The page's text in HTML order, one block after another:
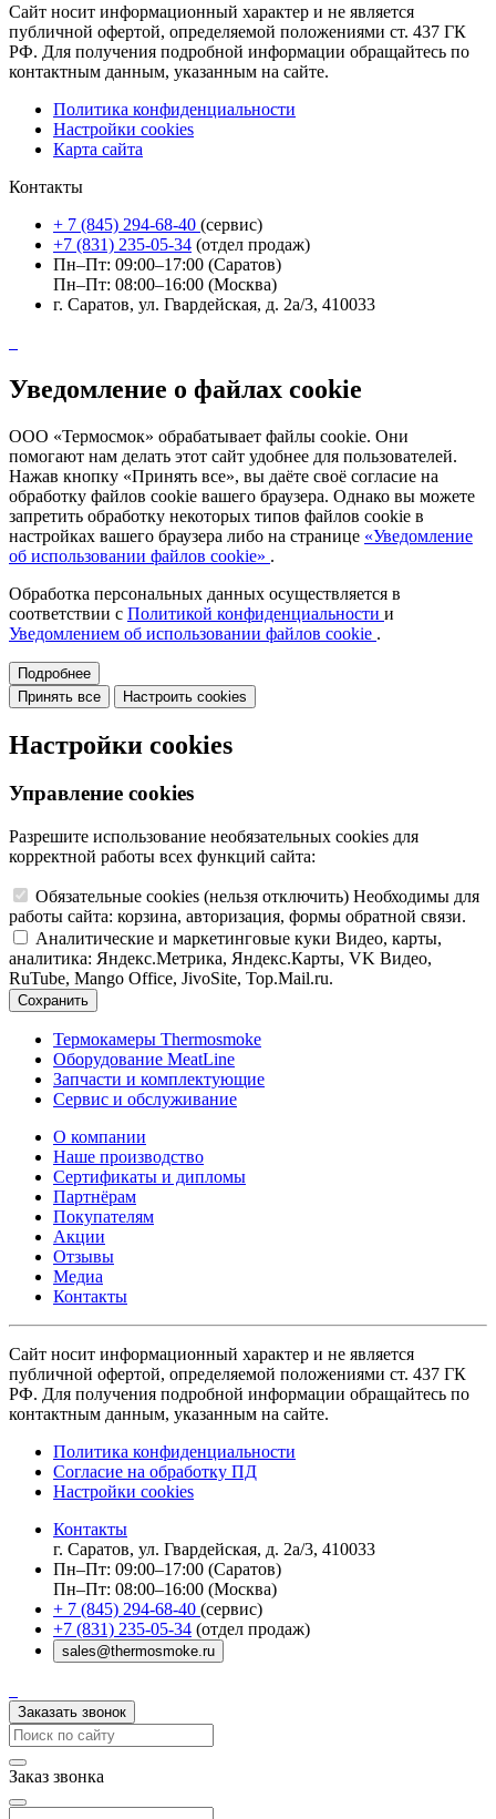
Сайт носит информационный характер и не является
публичной офертой, определяемой положениями ст. 437 ГК
РФ. Для получения подробной информации обращайтесь по
контактным данным, указанным на сайте.
Политика конфиденциальности
Настройки cookies
Карта сайта
Контакты
+ 7 (845) 294-68-40 (сервис)
+7 (831) 235-05-34 (отдел продаж)
Пн–Пт: 09:00–17:00 (Саратов)
Пн–Пт: 08:00–16:00 (Москва)
г. Саратов, ул. Гвардейская, д. 2а/3, 410033
Уведомление о файлах cookie
ООО «Термосмок» обрабатывает файлы cookie. Они
помогают нам делать этот сайт удобнее для пользователей.
Нажав кнопку «Принять все», вы даёте своё согласие на
обработку файлов cookie вашего браузера. Однако вы можете
запретить обработку некоторых типов файлов cookie в
настройках вашего браузера либо на странице «Уведомление
об использовании файлов cookie» .
Обработка персональных данных осуществляется в
соответствии с Политикой конфиденциальности и
Уведомлением об использовании файлов cookie .
Подробнее
Принять все
Настроить cookies
Настройки cookies
Управление cookies
Разрешите использование необязательных cookies для
корректной работы всех функций сайта:
Обязательные cookies (нельзя отключить) Необходимы для
работы сайта: корзина, авторизация, формы обратной связи.
Аналитические и маркетинговые куки Видео, карты,
аналитика: Яндекс.Метрика, Яндекс.Карты, VK Видео,
RuTube, Mango Office, JivoSite, Top.Mail.ru.
Сохранить
Термокамеры Thermosmoke
Оборудование MeatLine
Запчасти и комплектующие
Сервис и обслуживание
О компании
Наше производство
Сертификаты и дипломы
Партнёрам
Покупателям
Акции
Отзывы
Медиа
Контакты
Сайт носит информационный характер и не является
публичной офертой, определяемой положениями ст. 437 ГК
РФ. Для получения подробной информации обращайтесь по
контактным данным, указанным на сайте.
Политика конфиденциальности
Согласие на обработку ПД
Настройки cookies
Контакты
г. Саратов, ул. Гвардейская, д. 2а/3, 410033
Пн–Пт: 09:00–17:00 (Саратов)
Пн–Пт: 08:00–16:00 (Москва)
+ 7 (845) 294-68-40 (сервис)
+7 (831) 235-05-34 (отдел продаж)
sales@thermosmoke.ru
Заказать звонок
Заказ звонка